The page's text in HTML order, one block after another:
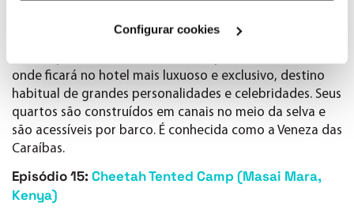
Configurar cookies
onde ficará no hotel mais luxuoso e exclusivo, destino
habitual de grandes personalidades e celebridades. Seus
quartos são construídos em canais no meio da selva e
são acessíveis por barco. É conhecida como a Veneza das
Caraíbas.
Episódio 15: Cheetah Tented Camp (Masai Mara,
Kenya)